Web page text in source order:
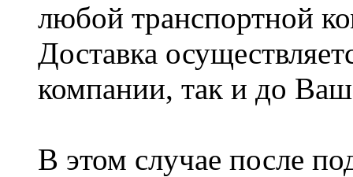
любой транспортной
Доставка
компании, так и до
В этом случае после